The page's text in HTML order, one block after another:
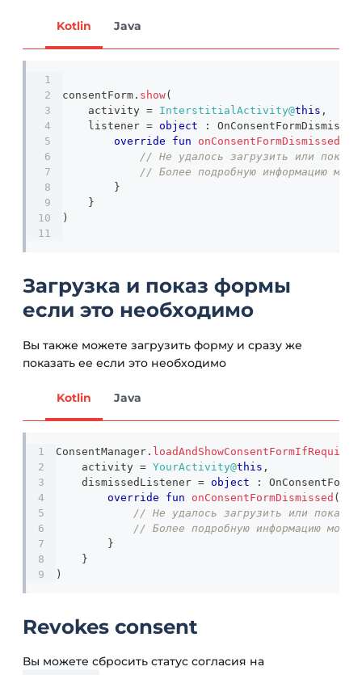
Kotlin Java
consentForm . show(
    activity
= InterstitialActivity@this ,
    listener
= object :
override
fun onConsentFormDismissed
// Не удалось загрузить или
// Более подробную информацию
}
}
)
Загрузка и показ формы
если это необходимо
Вы также можете загрузить форму и сразу же
показать ее если это необходимо
Kotlin Java
ConsentManager . loadAndShowConsentFormIfRequired
    activity
= YourActivity@this ,
    dismissedListener
= object :
override
fun onConsentFormDismissed (
// Не удалось загрузить или
// Более подробную информацию
}
}
)
Revokes consent
Вы можете сбросить статус согласия на